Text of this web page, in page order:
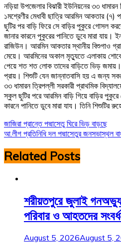
নড়িয়া উপজেলার বিঝারী ইউনিয়নের ৩৩
১মশ্রেণীর মেধাবী ছাত্রি আরমিন আকতার (৭)
ছুটির পর বাড়ি ফিরে সে বাড়ির পুকুরে গোসল
জানার কারনে পুকুরের পানিতে ডুবে মারা যায়।
রাজিউন। আরমিন আকতার স্থানীয় বিশুগাও
মেয়ে। আরমিনের অকাল মৃত্যুতে এলাকায়
পেয়ে শত শত লোক তাদের বাড়িতে ভিড় জমায়।
প্রায়। শিশুটি যেন জান্নাতবাসি হয় এ জন্য
৩৩ ধামারন ত্রিপল্লী সরকারী প্রাথমিক
স্কুল ছুটির পরে আরমিন বাড়ি গিয়ে বাড়ির
কারনে পানিতে ডুবে মারা যায। তিনি শিশুটির
Post
navigation
জাজিরা প্রান্তে পদ্মাসেতু ঘিরে ভিড় বাড়ছে
আ.লীগ প্রতিনিধি দল পদ্মাসেতুর জনসভাস্থল
Related Posts
শরীয়তপুরে জুলাই
পরিবার ও আহতদের
August 5, 2026August 5,